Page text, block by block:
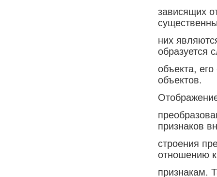
зависящих
них
образуется
объекта,
объектов.
признаков
строения
отношению
признакам.